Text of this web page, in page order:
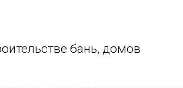
бань, домов